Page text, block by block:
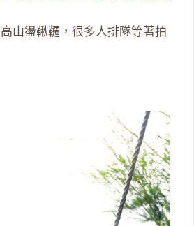
山盪鞦韆，很多人排隊等著拍